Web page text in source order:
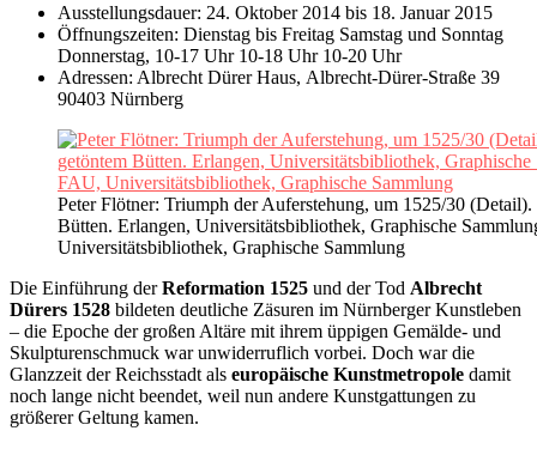
Ausstellungsdauer: 24. Oktober 2014 bis 18. Januar 2015
Öffnungszeiten: Dienstag bis Freitag Samstag und Sonntag
Donnerstag, 10-17 Uhr 10-18 Uhr 10-20 Uhr
Adressen: Albrecht Dürer Haus, Albrecht-Dürer-Straße 39
90403 Nürnberg
Peter Flötner: Triumph der Auferstehung, um 1525/30
Bütten. Erlangen, Universitätsbibliothek, Graphische
Universitätsbibliothek, Graphische Sammlung
Die Einführung derReformation 1525 und der Tod Albrecht
Dürers 1528 bildeten deutliche Zäsuren im Nürnberger Kunstleben
– die Epoche der großen Altäre mit ihrem üppigen Gemälde- und
Skulpturenschmuck war unwiderruflich vorbei. Doch war die
Glanzzeit der Reichsstadt als europäische Kunstmetropole damit
noch lange nicht beendet, weil nun andere Kunstgattungen zu
größerer Geltung kamen.